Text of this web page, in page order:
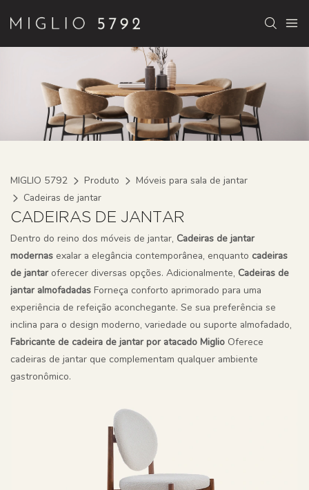
MIGLIO 5792 Produto
Móveis para sala de jantar
Cadeiras de jantar
CADEIRAS DE JANTAR
Dentro do reino dos móveis de jantar, Cadeiras de jantar
modernas exalar a elegância contemporânea, enquanto cadeiras
de jantar oferecer diversas opções. Adicionalmente, Cadeiras de
jantar almofadadas Forneça conforto aprimorado para uma
experiência de refeição aconchegante. Se sua preferência se
inclina para o design moderno, variedade ou suporte almofadado,
Fabricante de cadeira de jantar por atacado Miglio Oferece
cadeiras de jantar que complementam qualquer ambiente
gastronômico.